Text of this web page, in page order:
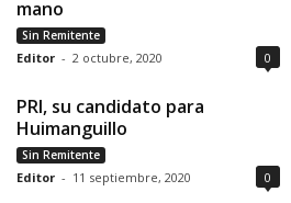
mano
Sin Remitente
Editor - 2 octubre, 2020 0
PRI, su candidato para
Huimanguillo
Sin Remitente
Editor - 11 septiembre, 2020 0